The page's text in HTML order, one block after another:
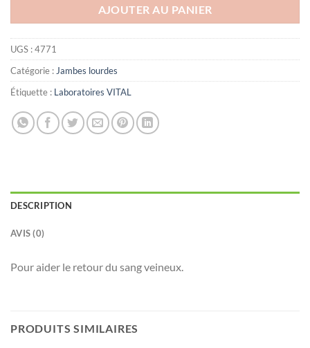
AJOUTER AU PANIER
UGS :4771
Catégorie : Jambes lourdes
Étiquette : Laboratoires VITAL
DESCRIPTION
AVIS (0)
Pour aider le retour du sang veineux.
PRODUITS SIMILAIRES